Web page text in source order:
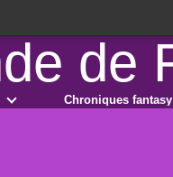
Chroniques fantasy